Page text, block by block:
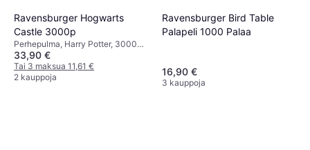
Ravensburger Hogwarts
Castle 3000p
Perhepulma, Harry Potter, 3000
Kappalemäärä
33,90 €
Tai 3 maksua 11,61 €
2 kauppoja
Ravensburger Bird Table
Palapeli 1000 Palaa
16,90 €
3 kauppoja